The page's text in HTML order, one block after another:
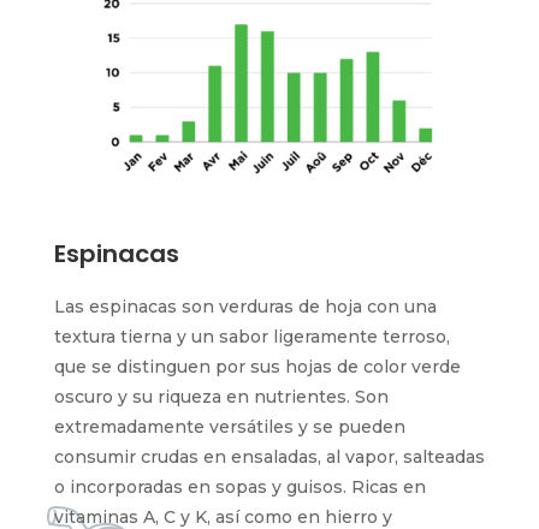
Espinacas
Las espinacas son verduras de hoja con una
textura tierna y un sabor ligeramente terroso,
que se distinguen por sus hojas de color verde
oscuro y su riqueza en nutrientes. Son
extremadamente versátiles y se pueden
consumir crudas en ensaladas, al vapor, salteadas
o incorporadas en sopas y guisos. Ricas en
vitaminas A, C y K, así como en hierro y